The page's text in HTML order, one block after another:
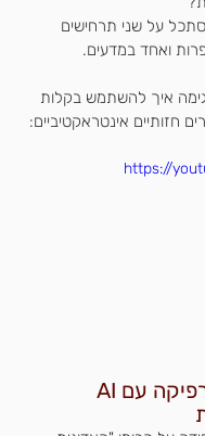
על שני תרחישים
ואחד במדעים.
איך להשתמש בקלות
https://